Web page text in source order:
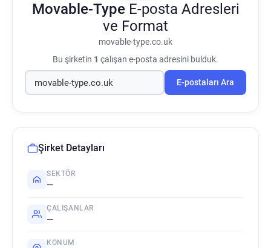
Movable-Type E-posta Adresleri
ve Format
movable-type.co.uk
Bu şirketin 1 çalışan e-posta adresini bulduk.
E-postaları Ara
Şirket Detayları
SEKTÖR
—
ÇALIŞANLAR
—
KONUM